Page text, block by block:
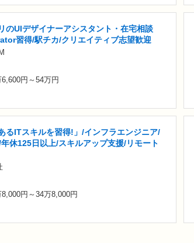
のUIデザイナーアシスタント・在宅相談
習得/駅チカ/クリエイティブ志望歓迎
6,600円～54万円
るITスキルを習得!」/インフラエンジニア/
休125日以上/スキルアップ支援/リモート
8,000円～34万8,000円